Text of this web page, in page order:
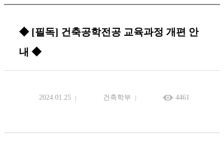
◆ [필독] 건축공학전공 교육과정 개편 안
내 ◆
2024.01.25 건축학부 4461